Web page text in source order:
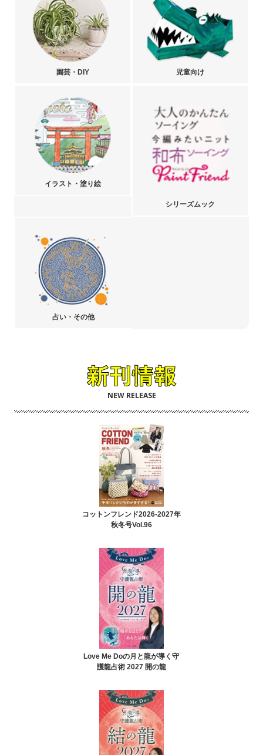
園芸・DIY 児童向け
イラスト・塗り絵
シリーズムック
占い・その他
NEW RELEASE
コットンフレンド2026-2027年
秋冬号Vol.96
Love Me Doの月と龍が導く守
護龍占術 2027 開の龍